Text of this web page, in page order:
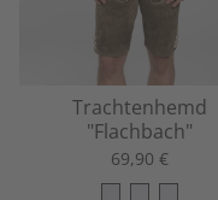
Trachtenhemd
"Flachbach"
69,90 €